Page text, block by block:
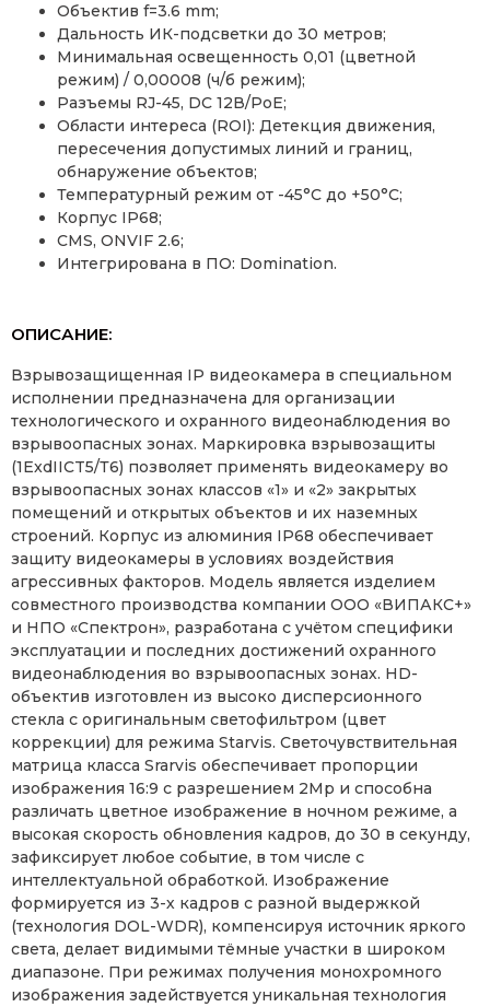
Объектив f=3.6 mm;
Дальность ИК-подсветки до 30 метров;
Минимальная освещенность 0,01 (цветной
режим) / 0,00008 (ч/б режим);
Разъемы RJ-45, DC 12В/PoE;
Области интереса (ROI): Детекция движения,
пересечения допустимых линий и границ,
обнаружение объектов;
Температурный режим от -45°С до +50°С;
Корпус IP68;
CMS, ONVIF 2.6;
Интегрирована в ПО: Domination.
ОПИСАНИЕ:
Взрывозащищенная IP видеокамера в специальном
исполнении предназначена для организации
технологического и охранного видеонаблюдения во
взрывоопасных зонах. Маркировка взрывозащиты
(1ExdIICT5/Т6) позволяет применять видеокамеру во
взрывоопасных зонах классов «1» и «2» закрытых
помещений и открытых объектов и их наземных
строений. Корпус из алюминия IP68 обеспечивает
защиту видеокамеры в условиях воздействия
агрессивных факторов. Модель является изделием
совместного производства компании ООО «ВИПАКС+»
и НПО «Спектрон», разработана с учётом специфики
эксплуатации и последних достижений охранного
видеонаблюдения во взрывоопасных зонах. HD-
объектив изготовлен из высоко дисперсионного
стекла с оригинальным светофильтром (цвет
коррекции) для режима Starvis. Светочувствительная
матрица класса Srarvis обеспечивает пропорции
изображения 16:9 с разрешением 2Mp и способна
различать цветное изображение в ночном режиме, а
высокая скорость обновления кадров, до 30 в секунду,
зафиксирует любое событие, в том числе с
интеллектуальной обработкой. Изображение
формируется из 3-х кадров с разной выдержкой
(технология DOL-WDR), компенсируя источник яркого
света, делает видимыми тёмные участки в широком
диапазоне. При режимах получения монохромного
изображения задействуется уникальная технология